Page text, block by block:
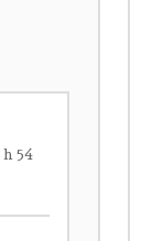
h 54